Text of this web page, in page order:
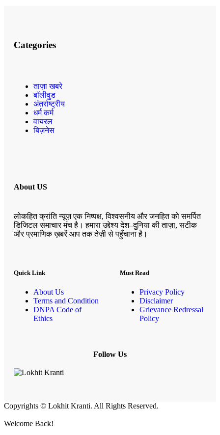
Categories
ताज़ा खबरे
बॉलीवुड
अंतर्राष्ट्रीय
धर्म कर्म
वायरल
बिज़नेस
About US
लोकहित क्रांति न्यूज़ एक निष्पक्ष, विश्वसनीय और जनहित को समर्पित
डिजिटल समाचार मंच है। हमारा उद्देश्य देश–दुनिया की ताज़ा, सटीक
और प्रमाणिक ख़बरें आप तक तेज़ी से पहुँचाना है।
Quick Link
About Us
Terms and Condition
DNPA Code of
Ethics
Must Read
Privacy Policy
Disclaimer
Grievance Redressal
Policy
Follow Us
Copyrights © Lokhit Kranti. All Rights Reserved.
Welcome Back!